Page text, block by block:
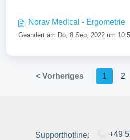
Norav Medical - Ergometrie
Geändert am Do, 8 Sep, 2022 um
< Vorheriges 1 2
Supporthotline: +49